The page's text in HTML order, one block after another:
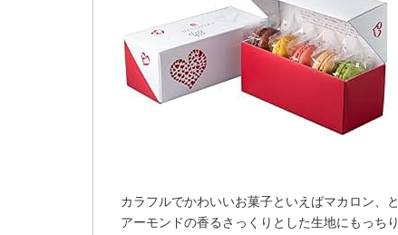
カラフルでかわいいお菓子といえばマカロン、
アーモンドの香るさっくりとした生地にもっち